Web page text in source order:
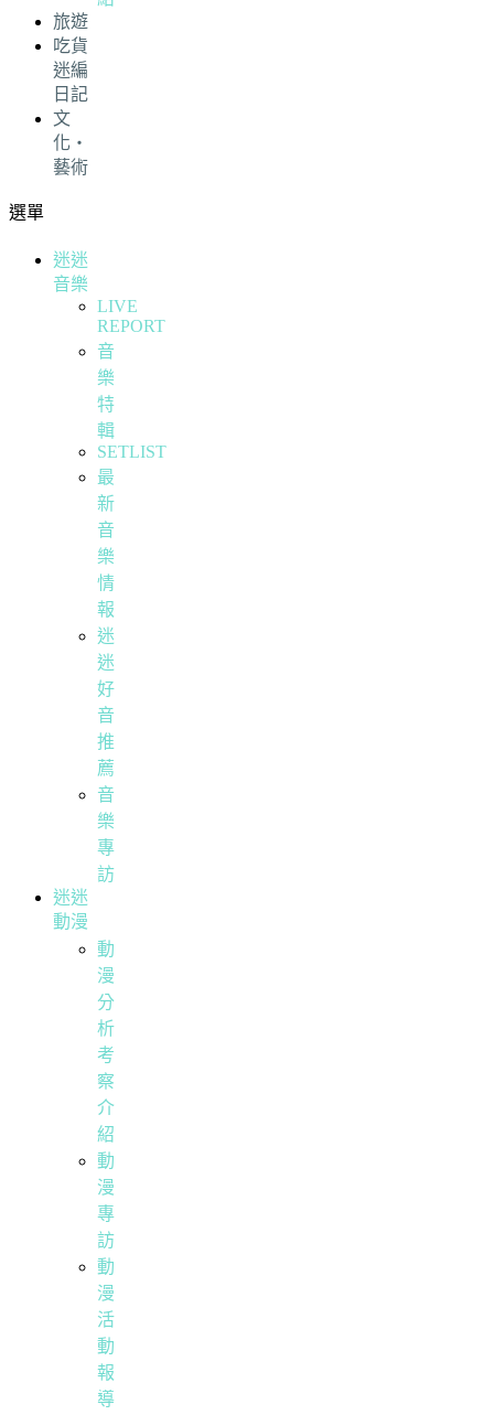
旅遊
吃貨
迷編
日記
文
化・
藝術
選單
迷迷
音樂
LIVE
REPORT
音
樂
特
輯
SETLIST
最
新
音
樂
情
報
迷
迷
好
音
推
薦
音
樂
專
訪
迷迷
動漫
動
漫
分
析
考
察
介
紹
動
漫
專
訪
動
漫
活
動
報
導